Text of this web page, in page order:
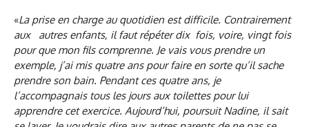
«La prise en charge au quotidien est difficile. Contrairement
aux autres enfants, il faut répéter dix fois, voire, vingt fois
pour que mon fils comprenne. Je vais vous prendre un
exemple, j’ai mis quatre ans pour faire en sorte qu’il sache
prendre son bain. Pendant ces quatre ans, je
l’accompagnais tous les jours aux toilettes pour lui
apprendre cet exercice. Aujourd’hui, poursuit Nadine, il sait